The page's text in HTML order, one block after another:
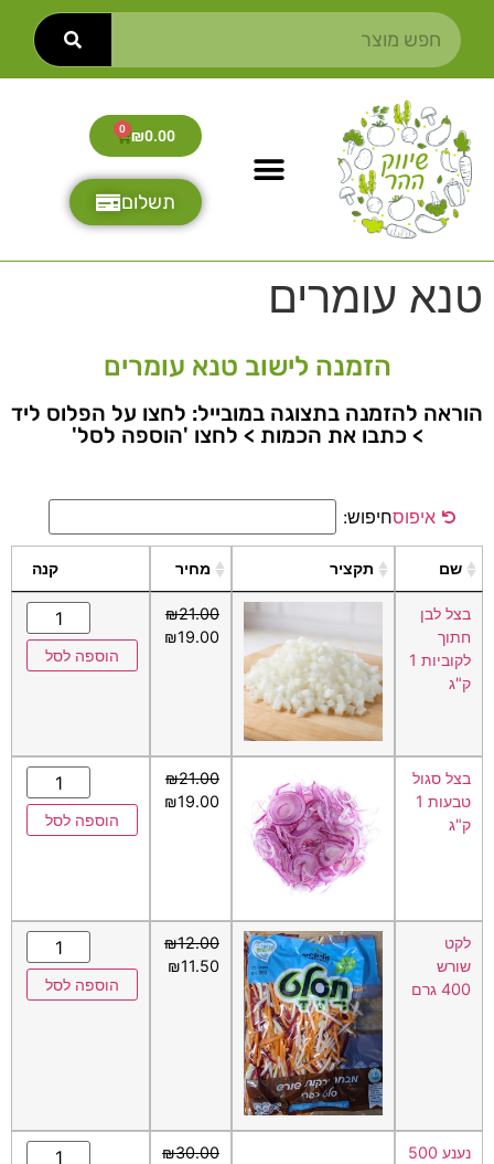
₪0.00
0
תשלום
טנא עומרים
הזמנה לישוב טנא עומרים
הוראה להזמנה בתצוגה במובייל: לחצו על הפלוס ליד
> כתבו את הכמות > לחצו 'הוספה לסל'
איפוסחיפוש:
שם תקציר מחיר קנה
בצל לבן
חתוך
לקוביות 1
ק"ג
₪21.00
₪19.00
הוספה לסל
בצל סגול
טבעות 1
ק"ג
₪21.00
₪19.00
הוספה לסל
לקט
שורש
400 גרם
₪12.00
₪11.50
הוספה לסל
נענע 500
₪30.00